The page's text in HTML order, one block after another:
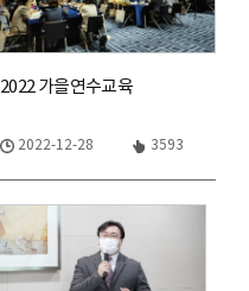
2022 가을연수교육
2022-12-28 3593